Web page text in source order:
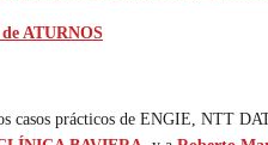
ATURNOS
casos prácticos de ENGIE, NTT